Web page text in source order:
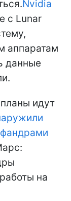
Nvidia
с Lunar
аппаратам
данные
идут
на